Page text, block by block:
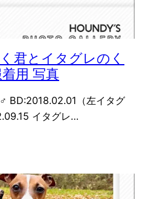
君とイタグレのく
用 写真
♂ BD:2018.02.01（左イタグ
イタグレ…